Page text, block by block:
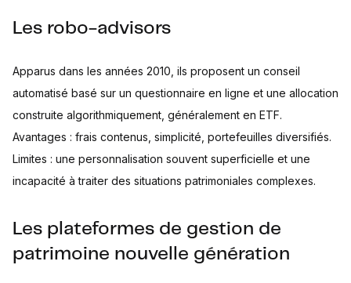
Les robo-advisors
Apparus dans les années 2010, ils proposent un conseil
automatisé basé sur un questionnaire en ligne et une allocation
construite algorithmiquement, généralement en ETF.
Avantages : frais contenus, simplicité, portefeuilles diversifiés.
Limites : une personnalisation souvent superficielle et une
incapacité à traiter des situations patrimoniales complexes.
Les plateformes de gestion de
patrimoine nouvelle génération